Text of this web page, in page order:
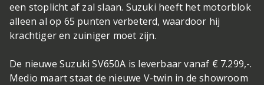
een stoplicht af zal slaan. Suzuki heeft het motorblok
alleen al op 65 punten verbeterd, waardoor hij
krachtiger en zuiniger moet zijn.
De nieuwe Suzuki SV650A is leverbaar vanaf € 7.299,-.
Medio maart staat de nieuwe V-twin in de showroom